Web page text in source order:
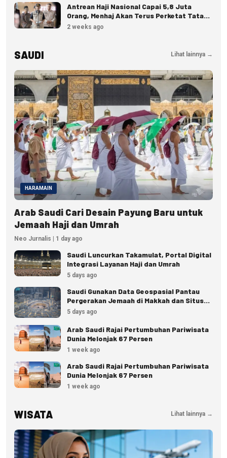
Antrean Haji Nasional Capai 5,8 Juta
Orang, Menhaj Akan Terus Perketat Tata
Kelola
2 weeks ago
SAUDI Lihat lainnya →
HARAMAIN
Arab Saudi Cari Desain Payung Baru untuk
Jemaah Haji dan Umrah
Neo Jurnalis | 1 day ago
Saudi Luncurkan Takamulat, Portal Digital
Integrasi Layanan Haji dan Umrah
5 days ago
Saudi Gunakan Data Geospasial Pantau
Pergerakan Jemaah di Makkah dan Situs
Suci
5 days ago
Arab Saudi Rajai Pertumbuhan Pariwisata
Dunia Melonjak 67 Persen
1 week ago
Arab Saudi Rajai Pertumbuhan Pariwisata
Dunia Melonjak 67 Persen
1 week ago
WISATA Lihat lainnya →